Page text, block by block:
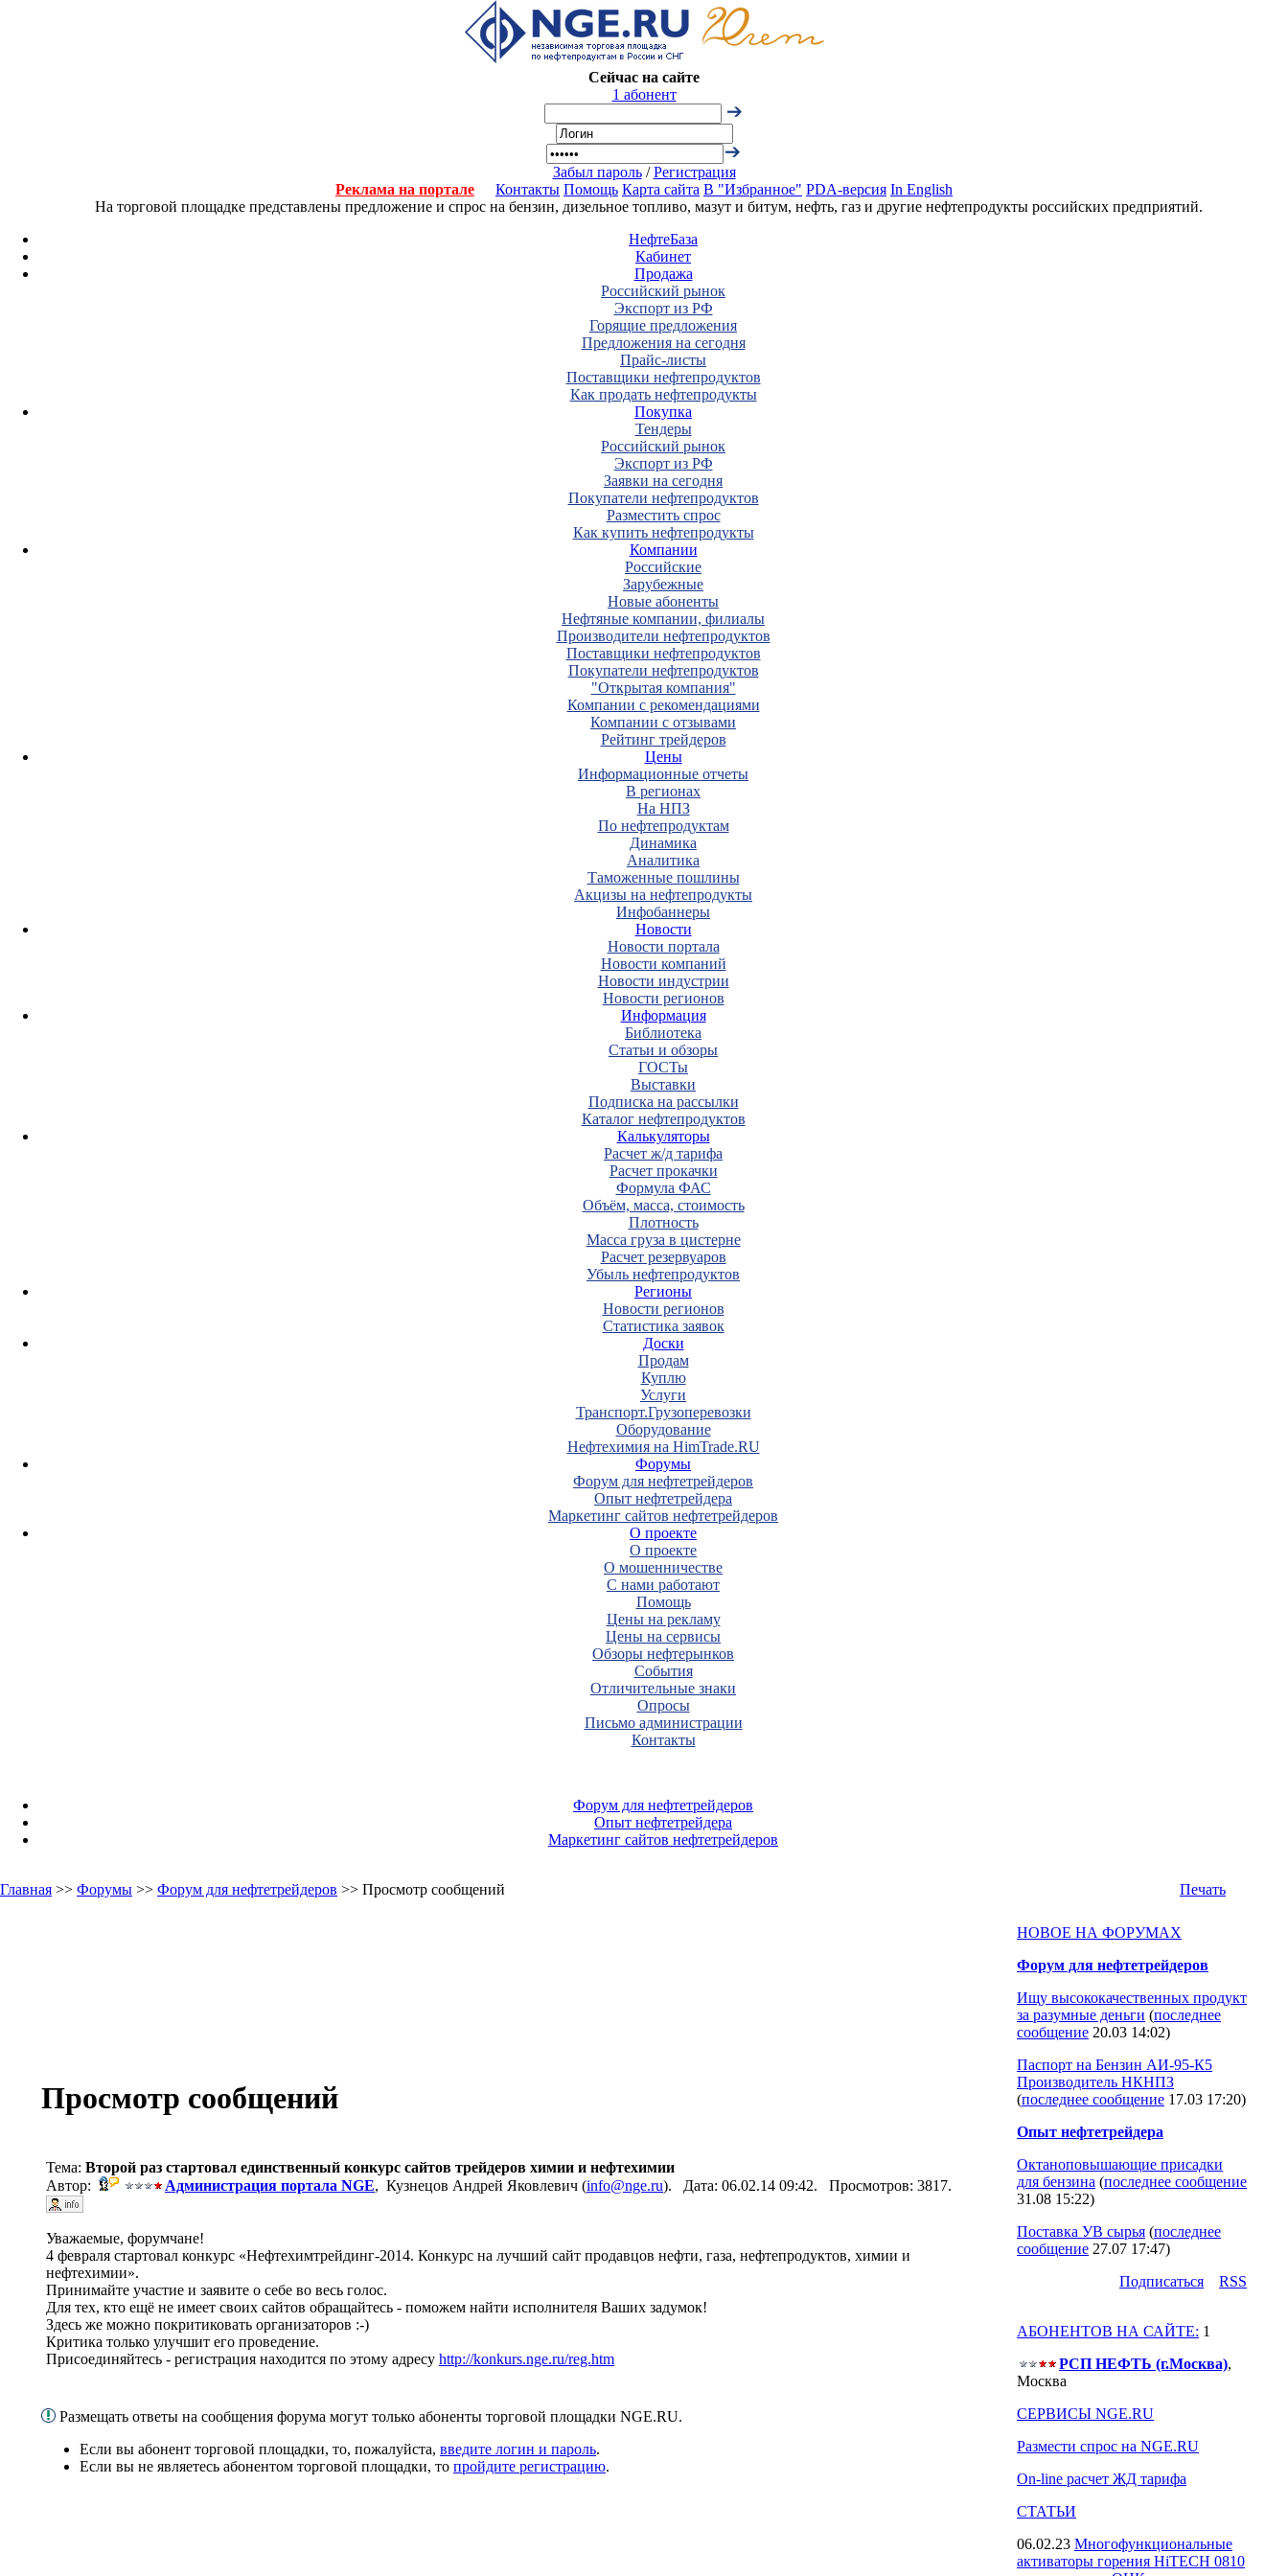
Сейчас на сайте
1 абонент
Забыл пароль/Регистрация
Реклама на портале
Контакты Помощь Карта сайта В "Избранное" PDA-версия In English
На торговой площадке представлены предложение и спрос на бензин, дизельное топливо, мазут и битум, нефть, газ и другие нефтепродукты российских предприятий.
НефтеБаза
Кабинет
Продажа
Российский рынок
Экспорт из РФ
Горящие предложения
Предложения на сегодня
Прайс-листы
Поставщики нефтепродуктов
Как продать нефтепродукты
Покупка
Тендеры
Российский рынок
Экспорт из РФ
Заявки на сегодня
Покупатели нефтепродуктов
Разместить спрос
Как купить нефтепродукты
Компании
Российские
Зарубежные
Новые абоненты
Нефтяные компании, филиалы
Производители нефтепродуктов
Поставщики нефтепродуктов
Покупатели нефтепродуктов
"Открытая компания"
Компании с рекомендациями
Компании с отзывами
Рейтинг трейдеров
Цены
Информационные отчеты
В регионах
На НПЗ
По нефтепродуктам
Динамика
Аналитика
Таможенные пошлины
Акцизы на нефтепродукты
Инфобаннеры
Новости
Новости портала
Новости компаний
Новости индустрии
Новости регионов
Информация
Библиотека
Статьи и обзоры
ГОСТы
Выставки
Подписка на рассылки
Каталог нефтепродуктов
Калькуляторы
Расчет ж/д тарифа
Расчет прокачки
Формула ФАС
Объём, масса, стоимость
Плотность
Масса груза в цистерне
Расчет резервуаров
Убыль нефтепродуктов
Регионы
Новости регионов
Статистика заявок
Доски
Продам
Куплю
Услуги
Транспорт.Грузоперевозки
Оборудование
Нефтехимия на HimTrade.RU
Форумы
Форум для нефтетрейдеров
Опыт нефтетрейдера
Маркетинг сайтов нефтетрейдеров
О проекте
О проекте
О мошенничестве
С нами работают
Помощь
Цены на рекламу
Цены на сервисы
Обзоры нефтерынков
События
Отличительные знаки
Опросы
Письмо администрации
Контакты
Форум для нефтетрейдеров
Опыт нефтетрейдера
Маркетинг сайтов нефтетрейдеров
Главная >> Форумы >> Форум для нефтетрейдеров >> Просмотр сообщений Печать
Просмотр сообщений
Тема: Второй раз стартовал единственный конкурс сайтов трейдеров химии и нефтехимии
Автор:
Администрация портала NGE, Кузнецов Андрей Яковлевич (info@nge.ru). Дата: 06.02.14 09:42. Просмотров: 3817.
Уважаемые, форумчане!
4 февраля стартовал конкурс «Нефтехимтрейдинг-2014. Конкурс на лучший сайт продавцов нефти, газа, нефтепродуктов, химии и
нефтехимии».
Принимайте участие и заявите о себе во весь голос.
Для тех, кто ещё не имеет своих сайтов обращайтесь - поможем найти исполнителя Ваших задумок!
Здесь же можно покритиковать организаторов :-)
Критика только улучшит его проведение.
Присоединяйтесь - регистрация находится по этому адресу http://konkurs.nge.ru/reg.htm
Размещать ответы на сообщения форума могут только абоненты торговой площадки NGE.RU.
Если вы абонент торговой площадки, то, пожалуйста, введите логин и пароль.
Если вы не являетесь абонентом торговой площадки, то пройдите регистрацию.
НОВОЕ НА ФОРУМАХ
Форум для нефтетрейдеров
Ищу высококачественных продукт
за разумные деньги (последнее
сообщение 20.03 14:02)
Паспорт на Бензин АИ-95-К5
Производитель НКНПЗ
(последнее сообщение 17.03 17:20)
Опыт нефтетрейдера
Октаноповышающие присадки
для бензина (последнее сообщение
31.08 15:22)
Поставка УВ сырья (последнее
сообщение 27.07 17:47)
Подпиcаться
RSS
АБОНЕНТОВ НА САЙТЕ: 1
РСП НЕФТЬ (г.Москва),
Москва
СЕРВИСЫ NGE.RU
Размести спрос на NGE.RU
On-line расчет ЖД тарифа
СТАТЬИ
06.02.23 Многофункциональные
активаторы горения HiTECH 0810